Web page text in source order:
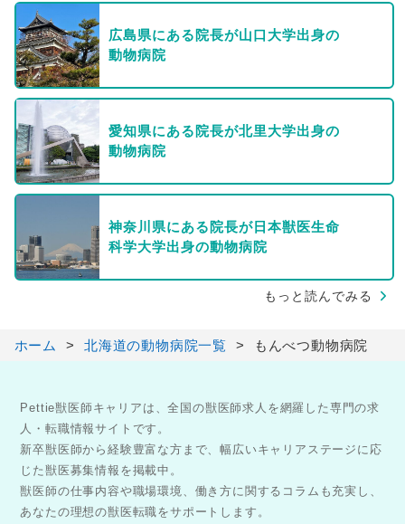
広島県にある院長が山口大学出身の
動物病院
愛知県にある院長が北里大学出身の
動物病院
神奈川県にある院長が日本獣医生命
科学大学出身の動物病院
もっと読んでみる
ホーム 北海道の動物病院一覧 もんべつ動物病院
Pettie獣医師キャリアは、全国の獣医師求人を網羅した専門の求
人・転職情報サイトです。
新卒獣医師から経験豊富な方まで、幅広いキャリアステージに応
じた獣医募集情報を掲載中。
獣医師の仕事内容や職場環境、働き方に関するコラムも充実し、
あなたの理想の獣医転職をサポートします。